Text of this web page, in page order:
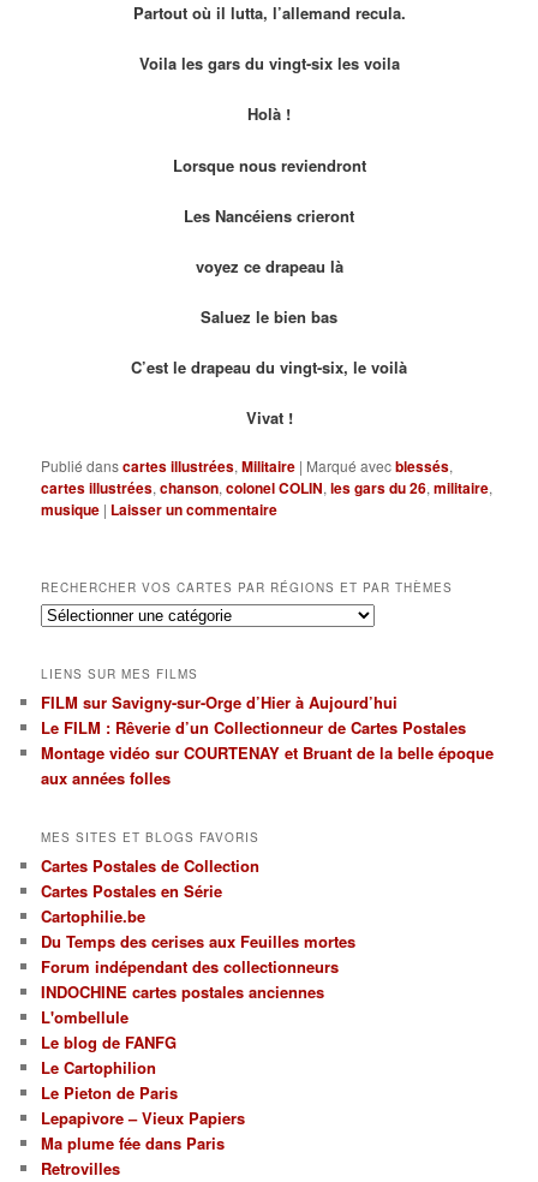
Partout où il lutta, l’allemand recula.
Voila les gars du vingt-six les voila
Holà !
Lorsque nous reviendront
Les Nancéiens crieront
voyez ce drapeau là
Saluez le bien bas
C’est le drapeau du vingt-six, le voilà
Vivat !
Publié danscartes illustrées,Militaire | Marqué avecblessés,
cartes illustrées,chanson,colonel COLIN,les gars du 26,militaire,
musique | Laisser un commentaire
RECHERCHER VOS CARTES PAR RÉGIONS ET PAR THÈMES
Rechercher
par
régions
et
par
thèmes
LIENS SUR MES FILMS
FILM sur Savigny-sur-Orge d’Hier à Aujourd’hui
Le FILM : Rêverie d’un Collectionneur de Cartes Postales
Montage vidéo sur COURTENAY et Bruant de la belle époque
aux années folles
MES SITES ET BLOGS FAVORIS
Cartes Postales de Collection
Cartes Postales en Série
Cartophilie.be
Du Temps des cerises aux Feuilles mortes
Forum indépendant des collectionneurs
INDOCHINE cartes postales anciennes
L'ombellule
Le blog de FANFG
Le Cartophilion
Le Pieton de Paris
Lepapivore – Vieux Papiers
Ma plume fée dans Paris
Retrovilles